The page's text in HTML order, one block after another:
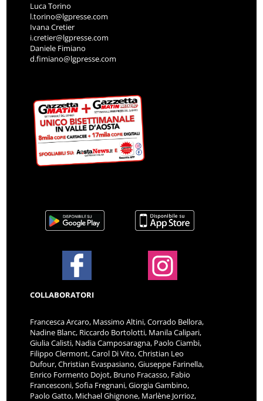
Luca Torino
l.torino@lgpresse.com
Ivana Cretier
i.cretier@lgpresse.com
Daniele Fimiano
d.fimiano@lgpresse.com
COLLABORATORI
Francesca Arcaro, Massimo Altini, Corrado Bellora,
Nadine Blanc, Riccardo Bortolotti, Manila Calipari,
Giulia Calisti, Nadia Camposaragna, Paolo Ciambi,
Filippo Clermont, Carol Di Vito, Christian Leo
Dufour, Christian Evaspasiano, Giuseppe Farinella,
Enrico Formento Dojot, Bruno Fracasso, Fabio
Francesconi, Sofia Fregnani, Giorgia Gambino,
Paolo Gatto, Michael Ghignone, Marlène Jorrioz,